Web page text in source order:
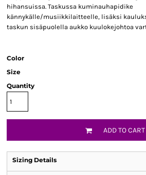
hihansuissa. Taskussa kuminauhapidike
kännykälle/musiikkilaitteelle, lisäksi
taskun sisäpuolella aukko kuulokejohtoa
Color
Size
Quantity
ADD TO CART
Sizing Details